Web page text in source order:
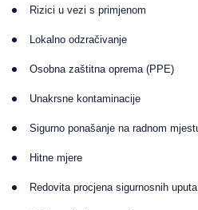
Rizici u vezi s primjenom
Lokalno odzračivanje
Osobna zaštitna oprema (PPE)
Unakrsne kontaminacije
Sigurno ponašanje na radnom
Hitne mjere
Redovita procjena sigurnosnih uputa